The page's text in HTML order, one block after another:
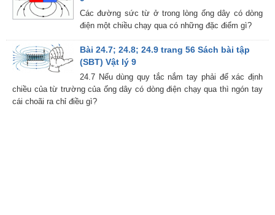
Các đường sức từ ở trong lòng ống dây có dòng
điện một chiều chạy qua có những đặc điểm gì?
Bài 24.7; 24.8; 24.9 trang 56 Sách bài tập
(SBT) Vật lý 9
24.7 Nếu dùng quy tắc nắm tay phải để xác định
chiều của từ trường của ống dây có dòng điện chạy qua thì ngón tay
cái choãi ra chỉ điều gì?